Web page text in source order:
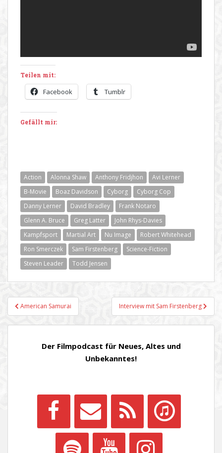
Teilen mit:
Facebook Tumblr
Gefällt mir:
Action Alonna Shaw Anthony Fridjhon
Avi Lerner
B-Movie
Boaz Davidson Cyborg
Cyborg Cop
Danny Lerner
David Bradley
Frank Notaro
Glenn A. Bruce
Greg Latter
John Rhys-Davies
Kampfsport
Martial Art Nu Image
Robert Whitehead
Ron Smerczek
Sam Firstenberg
Science-Fiction
Steven Leader
Todd Jensen
Beitragsnavigation
American Samurai Interview mit Sam Firstenberg
Der Filmpodcast für Neues, Altes und
Unbekanntes!